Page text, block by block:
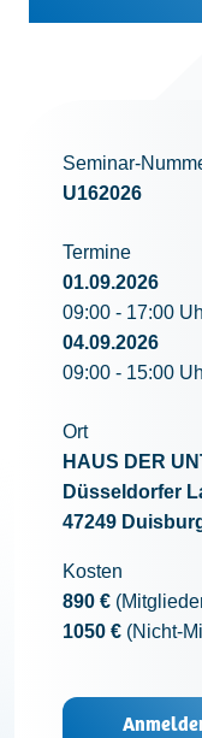
Seminar-
U162026
Termine
01.09.2026
09:00 - 17:00
04.09.2026
09:00 - 15:00
Ort
HAUS DER
Düsseldorfer
47249
Kosten
890 €
1050 € (Nicht-